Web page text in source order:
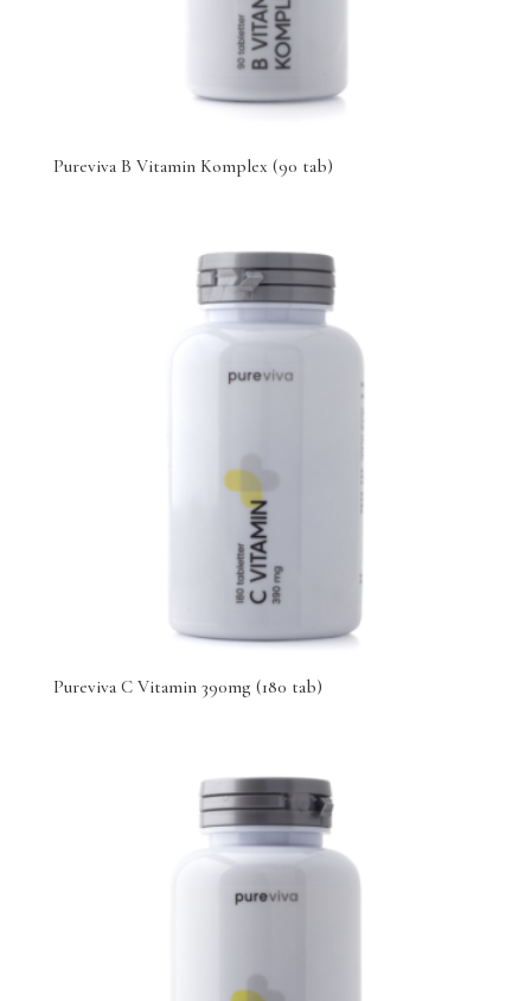
Pureviva B Vitamin Komplex (90 tab)
Pureviva C Vitamin 390mg (180 tab)